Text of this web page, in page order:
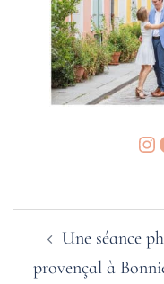
d’articleUne séance
provençal à